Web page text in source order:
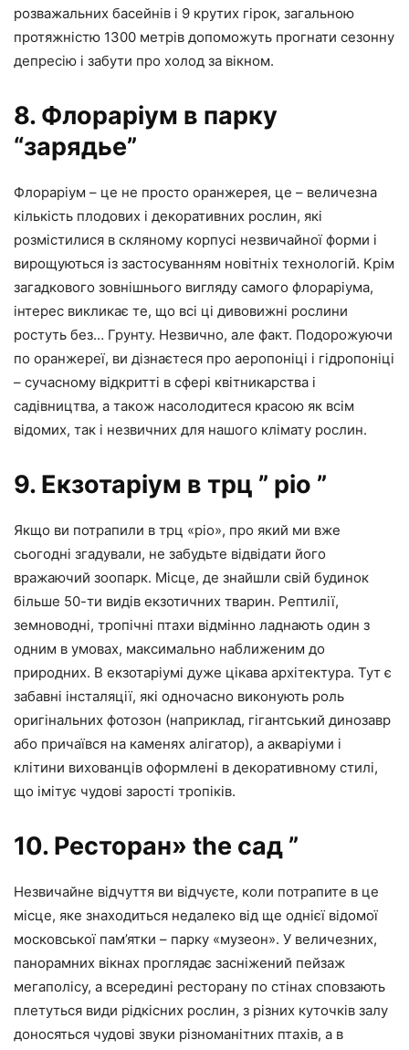
розважальних басейнів і 9 крутих гірок, загальною
протяжністю 1300 метрів допоможуть прогнати сезонну
депресію і забути про холод за вікном.
8. Флораріум в парку
“зарядье”
Флораріум – це не просто оранжерея, це – величезна
кількість плодових і декоративних рослин, які
розмістилися в скляному корпусі незвичайної форми і
вирощуються із застосуванням новітніх технологій. Крім
загадкового зовнішнього вигляду самого флораріума,
інтерес викликає те, що всі ці дивовижні рослини
ростуть без… Грунту. Незвично, але факт. Подорожуючи
по оранжереї, ви дізнаєтеся про аеропоніці і гідропоніці
– сучасному відкритті в сфері квітникарства і
садівництва, а також насолодитеся красою як всім
відомих, так і незвичних для нашого клімату рослин.
9. Екзотаріум в трц ” ріо ”
Якщо ви потрапили в трц «ріо», про який ми вже
сьогодні згадували, не забудьте відвідати його
вражаючий зоопарк. Місце, де знайшли свій будинок
більше 50-ти видів екзотичних тварин. Рептилії,
земноводні, тропічні птахи відмінно ладнають один з
одним в умовах, максимально наближеним до
природних. В екзотаріумі дуже цікава архітектура. Тут є
забавні інсталяції, які одночасно виконують роль
оригінальних фотозон (наприклад, гігантський динозавр
або причаївся на каменях алігатор), а акваріуми і
клітини вихованців оформлені в декоративному стилі,
що імітує чудові зарості тропіків.
10. Ресторан» the сад ”
Незвичайне відчуття ви відчуєте, коли потрапите в це
місце, яке знаходиться недалеко від ще однієї відомої
московської пам’ятки – парку «музеон». У величезних,
панорамних вікнах проглядає засніжений пейзаж
мегаполісу, а всередині ресторану по стінах сповзають
плетуться види рідкісних рослин, з різних куточків залу
доносяться чудові звуки різноманітних птахів, а в